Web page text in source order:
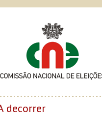
decorrer